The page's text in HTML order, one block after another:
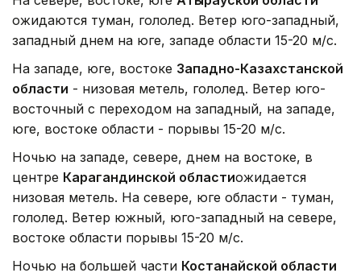
ожидаются туман, гололед. Ветер юго-западный,
западный днем на юге, западе области 15-20 м/с.
На западе, юге, востоке Западно-Казахстанской
области - низовая метель, гололед. Ветер юго-
восточный с переходом на западный, на западе,
юге, востоке области - порывы 15-20 м/с.
Ночью на западе, севере, днем на востоке, в
центре Карагандинской областиожидается
низовая метель. На севере, юге области - туман,
гололед. Ветер южный, юго-западный на севере,
востоке области порывы 15-20 м/с.
Ночью на большей части Костанайской области